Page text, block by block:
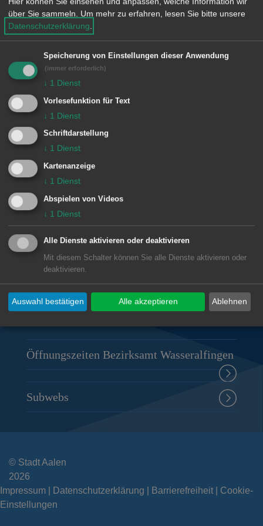
n
Museen und Ausstellungen
Messen Konzerte
Gremien
Datum auswählen
Fehler beim Laden der Daten. Bitte
versuchen Sie es später erneut.
Unsere Anschrift
Bezirksamt Wasseralfingen
Stefansplatz 3
07361 9791-0
Öffnungszeiten Bezirksamt Wasseralfingen
Subwebs
© Stadt Aalen
2026
Impressum
Datenschutzerklärung Barrierefreiheit
Cookie-
Einstellungen
über Sie sammeln.
Um mehr zu erfahren, lesen Sie bitte unsere
Datenschutzerklärung
Speicherung von Einstellungen dieser Anwendung
(immer erforderlich)
↓ 1 Dienst
Vorlesefunktion für Text
↓ 1 Dienst
Schriftdarstellung
↓ 1 Dienst
Kartenanzeige
↓ 1 Dienst
Abspielen von Videos
↓ 1 Dienst
Alle Dienste aktivieren oder deaktivieren
Mit diesem Schalter können Sie alle Dienste aktivieren oder
deaktivieren.
Ablehnen
Auswahl bestätigen Alle akzeptieren